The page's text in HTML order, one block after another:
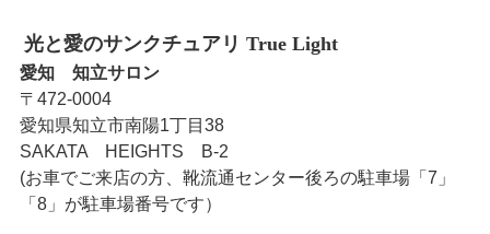
光と愛のサンクチュアリ True Light
愛知 知立サロン
〒472-0004
愛知県知立市南陽1丁目38
SAKATA HEIGHTS B-2
(お車でご来店の方、靴流通センター後ろの駐車場「7」
「8」が駐車場番号です）